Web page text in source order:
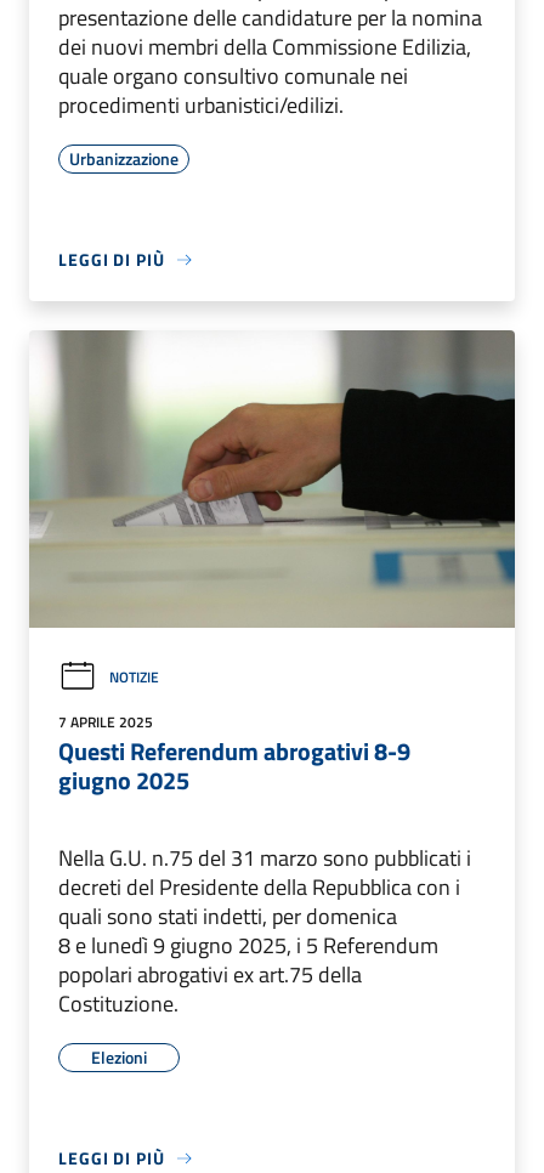
presentazione delle candidature per la nomina
dei nuovi membri della Commissione Edilizia,
quale organo consultivo comunale nei
procedimenti urbanistici/edilizi.
Urbanizzazione
LEGGI DI PIÙ
NOTIZIE
7 APRILE 2025
Questi Referendum abrogativi 8-9
giugno 2025
Nella G.U. n.75 del 31 marzo sono pubblicati i
decreti del Presidente della Repubblica con i
quali sono stati indetti, per domenica
8 e lunedì 9 giugno 2025, i 5 Referendum
popolari abrogativi ex art.75 della
Costituzione.
Elezioni
LEGGI DI PIÙ